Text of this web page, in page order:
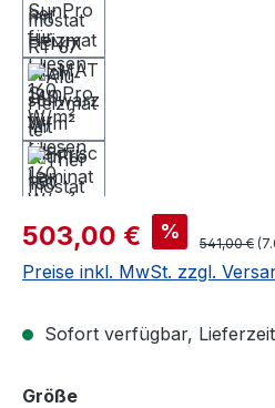
Verkaufspreis:
503,00 € % Regulärer
541,00 €
Preise inkl. MwSt. zzgl.
Sofort verfügbar,
Größeauswählen